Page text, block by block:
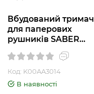
Вбудований тримач
для паперових
рушників SABER
Код: K00AA3014
В наявності